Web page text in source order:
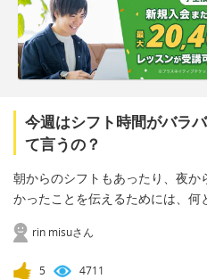
今週はシフト時間がバラ
て言うの？
朝からのシフトもあったり、夜か
かったことを伝えるためには、何
rin misuさん
5 4711